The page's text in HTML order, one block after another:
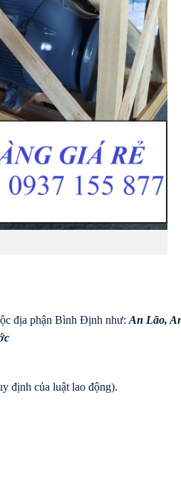
địa phận Bình Định như: An Lão,
định của luật lao động).